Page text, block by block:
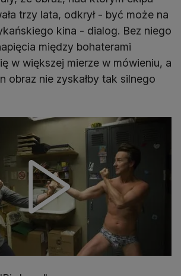
trzy lata, odkrył - być może na
kina - dialog. Bez niego
między bohaterami
w większej mierze w mówieniu, a
obraz nie zyskałby tak silnego